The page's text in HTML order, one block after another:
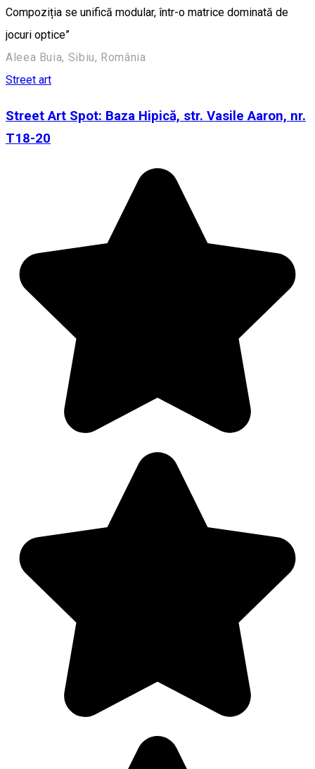
Compoziția se unifică modular, într-o matrice dominată de
jocuri optice”
Aleea Buia, Sibiu, România
Street art
Street Art Spot: Baza Hipică, str. Vasile Aaron, nr.
T18-20